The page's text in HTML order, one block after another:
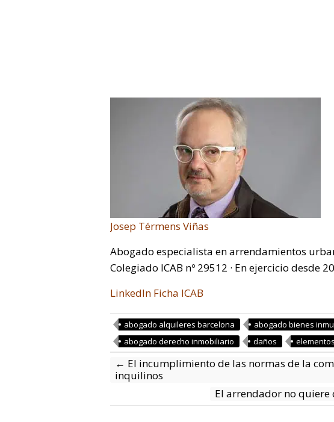
Josep Térmens Viñas
Abogado especialista en arrendamientos
Colegiado ICAB nº 29512 · En ejercicio desde
LinkedIn Ficha ICAB
abogado alquileres barcelona
abogado bienes
abogado derecho inmobiliario
daños
← El incumplimiento de las normas de la
inquilinos
El arrendador no quiere